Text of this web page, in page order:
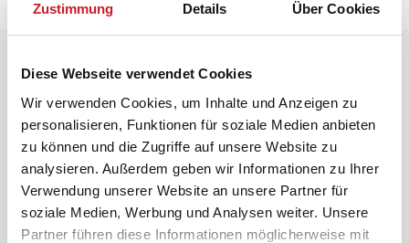
Zustimmung Details Über Cookies
Diese Webseite verwendet Cookies
Wir verwenden Cookies, um Inhalte und Anzeigen zu
personalisieren, Funktionen für soziale Medien anbieten
zu können und die Zugriffe auf unsere Website zu
analysieren. Außerdem geben wir Informationen zu Ihrer
Verwendung unserer Website an unsere Partner für
soziale Medien, Werbung und Analysen weiter. Unsere
Partner führen diese Informationen möglicherweise mit
Raumaufteilung